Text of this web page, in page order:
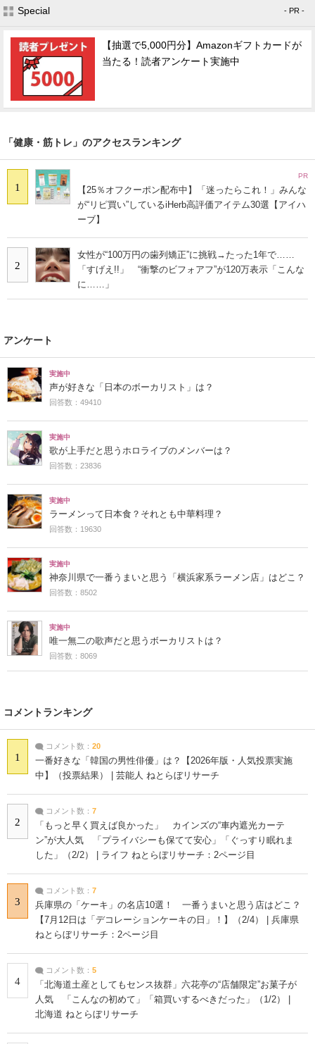
Special - PR -
【抽選で5,000円分】Amazonギフトカードが
当たる！読者アンケート実施中
「健康・筋トレ」のアクセスランキング
1
PR
【25％オフクーポン配布中】「迷ったらこれ！」みんな
が“リピ買い”しているiHerb高評価アイテム30選【アイハ
ーブ】
2
女性が“100万円の歯列矯正”に挑戦→たった1年で……
「すげえ!!」 “衝撃のビフォアフ”が120万表示「こんな
に……」
アンケート
実施中
声が好きな「日本のボーカリスト」は？
回答数：49410
実施中
歌が上手だと思うホロライブのメンバーは？
回答数：23836
実施中
ラーメンって日本食？それとも中華料理？
回答数：19630
実施中
神奈川県で一番うまいと思う「横浜家系ラーメン店」はどこ？
回答数：8502
実施中
唯一無二の歌声だと思うボーカリストは？
回答数：8069
コメントランキング
1
コメント数： 20
一番好きな「韓国の男性俳優」は？【2026年版・人気投票実施
中】（投票結果） | 芸能人 ねとらぼリサーチ
2
コメント数： 7
「もっと早く買えば良かった」 カインズの“車内遮光カーテ
ン”が大人気 「プライバシーも保てて安心」「ぐっすり眠れま
した」（2/2） | ライフ ねとらぼリサーチ：2ページ目
3
コメント数： 7
兵庫県の「ケーキ」の名店10選！ 一番うまいと思う店はどこ？
【7月12日は「デコレーションケーキの日」！】（2/4） | 兵庫県
ねとらぼリサーチ：2ページ目
4
コメント数： 5
「北海道土産としてもセンス抜群」六花亭の“店舗限定”お菓子が
人気 「こんなの初めて」「箱買いするべきだった」（1/2） |
北海道 ねとらぼリサーチ